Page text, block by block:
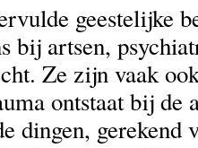
geestelijke
bij artsen,
Ze zijn vaak
ontstaat bij de
dingen, gerekend